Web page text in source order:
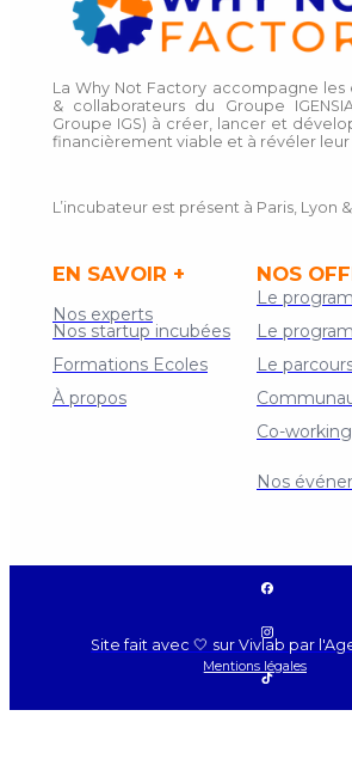
Le
La Why Not Factory accompagne les
& collaborateurs du Groupe
Groupe IGS) à créer, lancer et
financièrement viable et à révéler leur
L’incubateur est présent à Paris, Lyon
NOS
EN SAVOIR +
Co-working
Nos
Formations Ecoles
Nos startup incubées
Nos experts
Le
Le
À propos
Mentions légales
Site fait avec 🤍 sur Vivlab par